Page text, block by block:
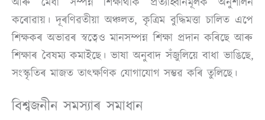
কৰোৱায়। দূৰণিৱতীয়া অঞ্চলত, কৃত্ৰিম বুদ্ধিমত্তা চালিত এপে
শিক্ষকৰ অভাৱৰ স্বত্বেও মানসম্পন্ন শিক্ষা প্ৰদান কৰিছে আৰু
শিক্ষাৰ বৈষম্য কমাইছে। ভাষা অনুবাদ সঁজুলিয়ে বাধা ভাঙিছে,
সংস্কৃতিৰ মাজত তাৎক্ষণিক যোগাযোগ সম্ভৱ কৰি তুলিছে।
বিশ্বজনীন সমস্যাৰ সমাধান